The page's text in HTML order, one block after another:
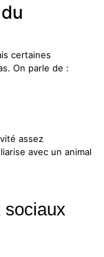
certaines
On parle de :
assez
avec un animal
sociaux